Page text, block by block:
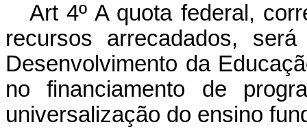
Art 4º A quota federal,
recursos arrecadados,
Desenvolvimento da
no financiamento de
universalização do ensino